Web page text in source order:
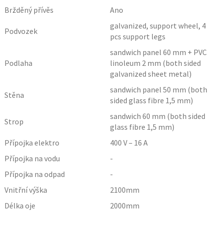
Bržděný přívěs
Ano
Podvozek
galvanized, support wheel, 4
pcs support legs
Podlaha
sandwich panel 60 mm + PVC
linoleum 2 mm (both sided
galvanized sheet metal)
Stěna
sandwich panel 50 mm (both
sided glass fibre 1,5 mm)
Strop
sandwich 60 mm (both sided
glass fibre 1,5 mm)
Přípojka elektro
400 V – 16 A
Přípojka na vodu
-
Přípojka na odpad
-
Vnitřní výška
2100mm
Délka oje
2000mm